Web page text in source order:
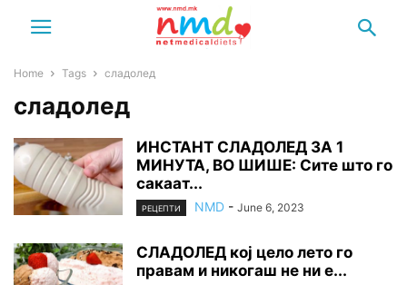
Home Tags сладолед
сладолед
ИНСТАНТ СЛАДОЛЕД ЗА 1
МИНУТА, ВО ШИШЕ: Сите што го
сакаат...
РЕЦЕПТИ NMD - June 6, 2023
СЛАДОЛЕД кој цело лето го
правам и никогаш не ни е...